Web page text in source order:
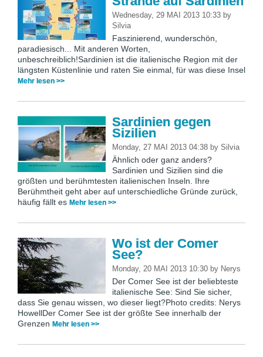
Wednesday, 29 MAI 2013 10:33 by
Silvia
Faszinierend, wunderschön,
paradiesisch... Mit anderen Worten,
unbeschreiblich!Sardinien ist die italienische Region mit der
längsten Küstenlinie und raten Sie einmal, für was diese Insel
Mehr lesen >>
Sardinien gegen
Sizilien
Monday, 27 MAI 2013 04:38 by Silvia
Ähnlich oder ganz anders?
Sardinien und Sizilien sind die
größten und berühmtesten italienischen Inseln. Ihre
Berühmtheit geht aber auf unterschiedliche Gründe zurück,
häufig fällt es Mehr lesen >>
Wo ist der Comer
See?
Monday, 20 MAI 2013 10:30 by Nerys
Der Comer See ist der beliebteste
italienische See: Sind Sie sicher,
dass Sie genau wissen, wo dieser liegt?Photo credits: Nerys
HowellDer Comer See ist der größte See innerhalb der
Grenzen Mehr lesen >>